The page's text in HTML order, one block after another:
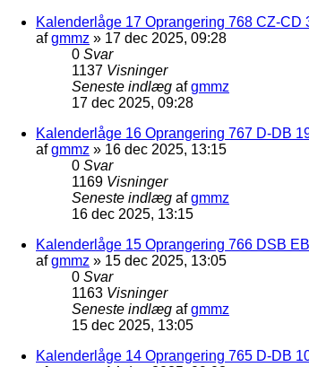
Kalenderlåge 17 Oprangering 768 CZ-CD
afgmmz » 17 dec 2025, 09:28
0 Svar
1137 Visninger
Seneste indlæg afgmmz
17 dec 2025, 09:28
Kalenderlåge 16 Oprangering 767 D-DB
afgmmz » 16 dec 2025, 13:15
0 Svar
1169 Visninger
Seneste indlæg afgmmz
16 dec 2025, 13:15
Kalenderlåge 15 Oprangering 766 DSB
afgmmz » 15 dec 2025, 13:05
0 Svar
1163 Visninger
Seneste indlæg afgmmz
15 dec 2025, 13:05
Kalenderlåge 14 Oprangering 765 D-DB